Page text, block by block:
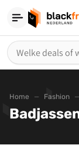
Home Fashion